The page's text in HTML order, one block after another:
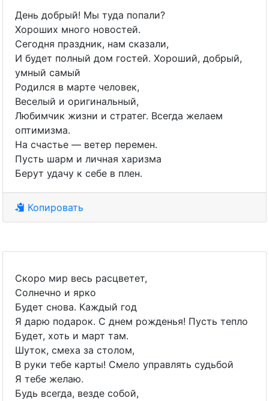
День добрый! Мы туда попали?
Хороших много новостей.
Сегодня праздник, нам сказали,
И будет полный дом гостей. Хороший, добрый,
умный самый
Родился в марте человек,
Веселый и оригинальный,
Любимчик жизни и стратег. Всегда желаем
оптимизма.
На счастье — ветер перемен.
Пусть шарм и личная харизма
Берут удачу к себе в плен.
Копировать
Скоро мир весь расцветет,
Солнечно и ярко
Будет снова. Каждый год
Я дарю подарок. С днем рожденья! Пусть тепло
Будет, хоть и март там.
Шуток, смеха за столом,
В руки тебе карты! Смело управлять судьбой
Я тебе желаю.
Будь всегда, везде собой,